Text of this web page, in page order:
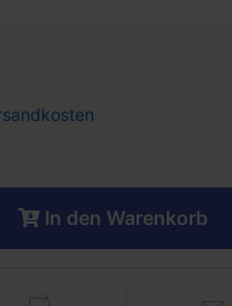
In den Warenkorb